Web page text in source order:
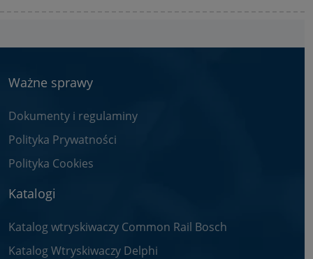
Ważne sprawy
Dokumenty i regulaminy
Polityka Prywatności
Polityka Cookies
Katalogi
Katalog wtryskiwaczy Common Rail Bosch
Katalog Wtryskiwaczy Delphi